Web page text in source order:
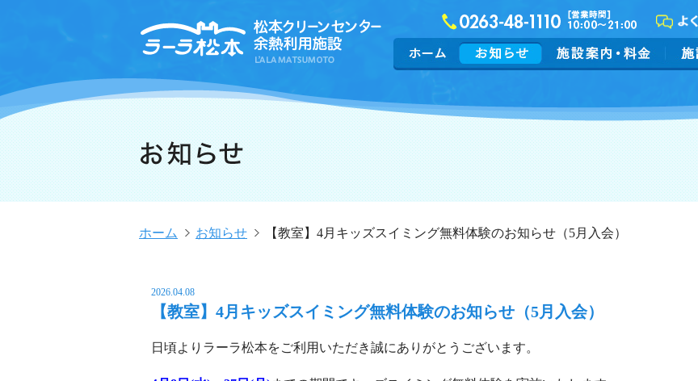
ホーム お知らせ 【教室】4月キッズスイミング無料体験のお知らせ（5月入会）
2026.04.08
【教室】4月キッズスイミング無料体験のお知らせ（5月入会）
日頃よりラーラ松本をご利用いただき誠にありがとうございます。